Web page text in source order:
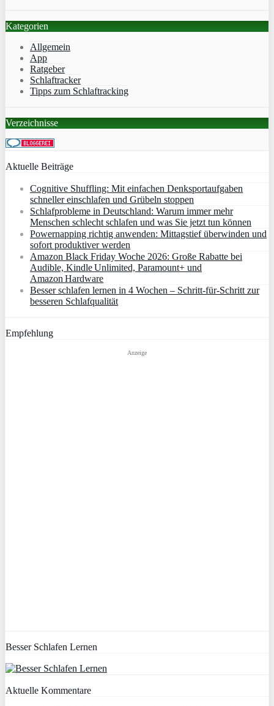
Kategorien
Allgemein
App
Ratgeber
Schlaftracker
Tipps zum Schlaftracking
Verzeichnisse
Aktuelle Beiträge
Cognitive Shuffling: Mit einfachen Denksportaufgaben
schneller einschlafen und Grübeln stoppen
Schlafprobleme in Deutschland: Warum immer mehr
Menschen schlecht schlafen und was Sie jetzt tun können
Powernapping richtig anwenden: Mittagstief überwinden und
sofort produktiver werden
Amazon Black Friday Woche 2026: Große Rabatte bei
Audible, Kindle Unlimited, Paramount+ und
Amazon Hardware
Besser schlafen lernen in 4 Wochen – Schritt‑für‑Schritt zur
besseren Schlafqualität
Empfehlung
Anzeige
Besser Schlafen Lernen
Aktuelle Kommentare